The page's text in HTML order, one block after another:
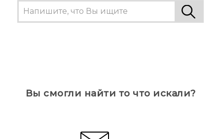
Вы смогли найти то что искали?